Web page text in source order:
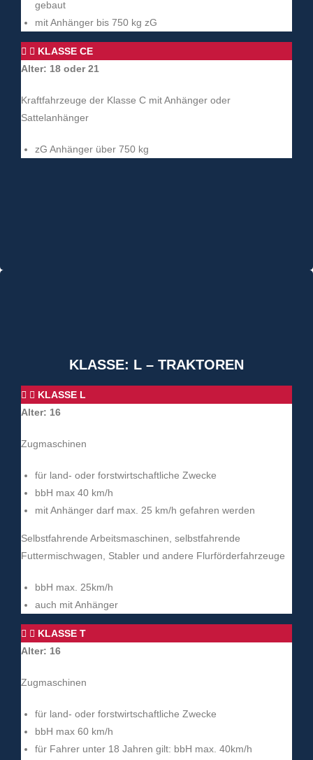
gebaut
mit Anhänger bis 750 kg zG
KLASSE CE
Alter: 18 oder 21
Kraftfahrzeuge der Klasse C mit Anhänger oder
Sattelanhänger
zG Anhänger über 750 kg
KLASSE: L – TRAKTOREN
KLASSE L
Alter: 16
Zugmaschinen
für land- oder forstwirtschaftliche Zwecke
bbH max 40 km/h
mit Anhänger darf max. 25 km/h gefahren werden
Selbstfahrende Arbeitsmaschinen, selbstfahrende
Futtermischwagen, Stabler und andere Flurförderfahrzeuge
bbH max. 25km/h
auch mit Anhänger
KLASSE T
Alter: 16
Zugmaschinen
für land- oder forstwirtschaftliche Zwecke
bbH max 60 km/h
für Fahrer unter 18 Jahren gilt: bbH max. 40km/h